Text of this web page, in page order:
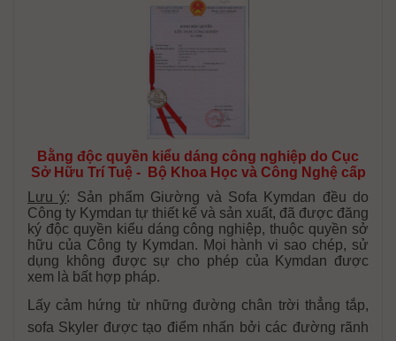
Bằng độc quyền kiểu dáng công nghiệp do Cục
Sở Hữu Trí Tuệ - Bộ Khoa Học và Công Nghệ cấp
Lưu ý: Sản phẩm Giường và Sofa Kymdan đều do
Công ty Kymdan tự thiết kế và sản xuất, đã được đăng
ký độc quyền kiểu dáng công nghiệp, thuộc quyền sở
hữu của Công ty Kymdan. Mọi hành vi sao chép, sử
dụng không được sự cho phép của Kymdan được
xem là bất hợp pháp.
Lấy cảm hứng từ những đường chân trời thẳng tắp,
sofa Skyler được tạo điểm nhấn bởi các đường rãnh